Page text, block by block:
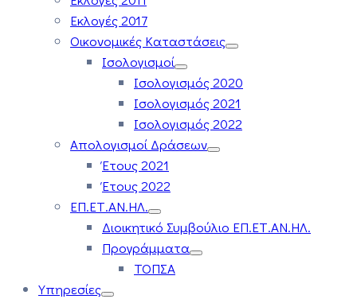
Εκλογές 2017
Οικονομικές Καταστάσεις
Ισολογισμοί
Ισολογισμός 2020
Ισολογισμός 2021
Ισολογισμός 2022
Απολογισμοί Δράσεων
Έτους 2021
Έτους 2022
ΕΠ.ΕΤ.ΑΝ.ΗΛ.
Διοικητικό Συμβούλιο ΕΠ.ΕΤ.ΑΝ.ΗΛ.
Προγράμματα
ΤΟΠΣΑ
Υπηρεσίες